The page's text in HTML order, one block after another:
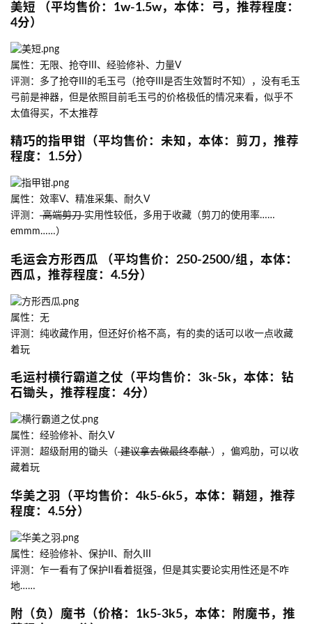
美短 （平均售价：1w-1.5w，本体：弓，推荐程度：
4分）
属性：无限、抢夺III、经验修补、力量V
评测：多了抢夺III的毛玉弓（抢夺III是否生效暂时不知），没有毛玉
弓前是神器，但是依照目前毛玉弓的价格极低的情况来看，似乎不
太值得买，不太推荐
精巧的指甲钳（平均售价：未知，本体：剪刀，推荐
程度：1.5分）
属性：效率V、精准采集、耐久V
评测： 高端剪刀实用性较低，多用于收藏（剪刀的使用率……
emmm……）
毛运会方形西瓜 （平均售价：250-2500/组，本体：
西瓜，推荐程度：4.5分）
属性：无
评测：纯收藏作用，但还好价格不高，有的卖的话可以收一点收藏
着玩
毛运村横行霸道之仗（平均售价：3k-5k，本体：钻
石锄头，推荐程度：4分）
属性：经验修补、耐久V
评测：超级耐用的锄头（建议拿去做最终奉献），偏鸡肋，可以收
藏着玩
华美之羽（平均售价：4k5-6k5，本体：鞘翅，推荐
程度：4.5分）
属性：经验修补、保护II、耐久III
评测：乍一看有了保护II看着挺强，但是其实要论实用性还是不咋
地……
附（负）魔书（价格：1k5-3k5，本体：附魔书，推